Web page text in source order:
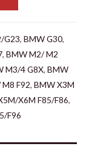
G23, BMW G30,
, BMW M2/ M2
M3/4 G8X, BMW
F92, BMW X3M
X6M F85/F86,
F96